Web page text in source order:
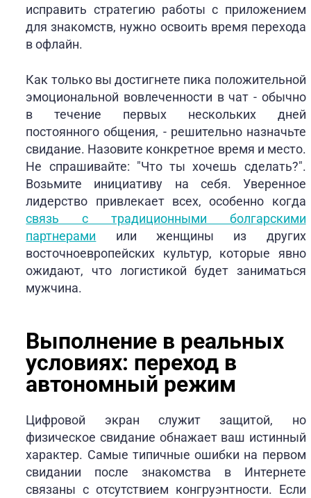
исправить стратегию работы с приложением
для знакомств, нужно освоить время перехода
в офлайн.
Как только вы достигнете пика положительной
эмоциональной вовлеченности в чат - обычно
в течение первых нескольких дней
постоянного общения, - решительно назначьте
свидание. Назовите конкретное время и место.
Не спрашивайте: "Что ты хочешь сделать?".
Возьмите инициативу на себя. Уверенное
лидерство привлекает всех, особенно когда
связь с традиционными болгарскими
партнерами или женщины из других
восточноевропейских культур, которые явно
ожидают, что логистикой будет заниматься
мужчина.
Выполнение в реальных
условиях: переход в
автономный режим
Цифровой экран служит защитой, но
физическое свидание обнажает ваш истинный
характер. Самые типичные ошибки на первом
свидании после знакомства в Интернете
связаны с отсутствием конгруэнтности. Если